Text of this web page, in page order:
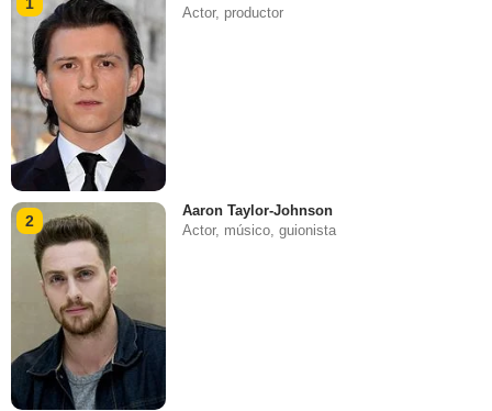
Actor, productor
2
Aaron Taylor-Johnson
Actor, músico, guionista